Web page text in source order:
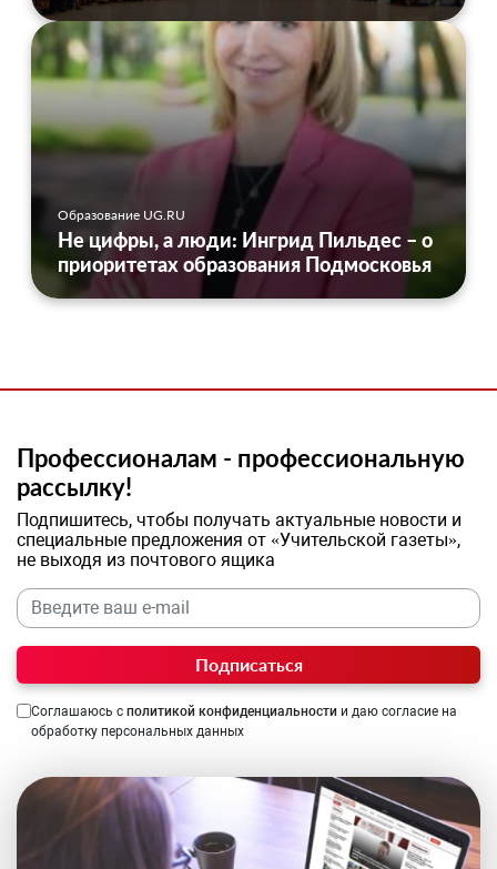
Образование UG.RU
Не цифры, а люди: Ингрид Пильдес – о
приоритетах образования Подмосковья
Профессионалам - профессиональную
рассылку!
Подпишитесь, чтобы получать актуальные новости и
специальные предложения от «Учительской газеты»,
не выходя из почтового ящика
Подписаться
Соглашаюсь с политикой конфиденциальности и даю согласие на
обработку персональных данных